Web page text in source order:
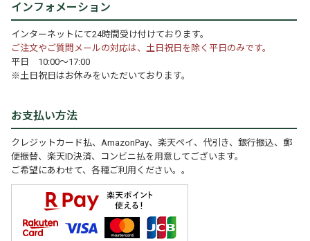
インフォメーション
インターネットにて24時間受け付けております。
ご注文やご質問メールの対応は、土日祝日を除く平日のみです。
平日 10:00～17:00
※土日祝日はお休みをいただいております。
お支払い方法
クレジットカード払、AmazonPay、楽天ペイ、代引き、銀行振込、郵
便振替、楽天ID決済、コンビニ払を用意してございます。
ご希望にあわせて、各種ご利用ください。。